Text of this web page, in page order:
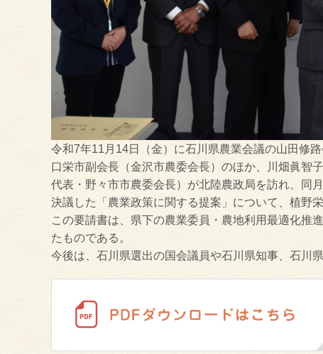
令和7年11月14日（金）に石川県農業会議の山田修
口栄市副会長（金沢市農委会長）のほか、川畑眞智
代表・野々市市農委会長）が北陸農政局を訪れ、同
決議した「農業政策に関する提案」について、植野
この要請書は、県下の農業委員・農地利用最適化推
たものである。
今後は、石川県選出の国会議員や石川県知事、石川